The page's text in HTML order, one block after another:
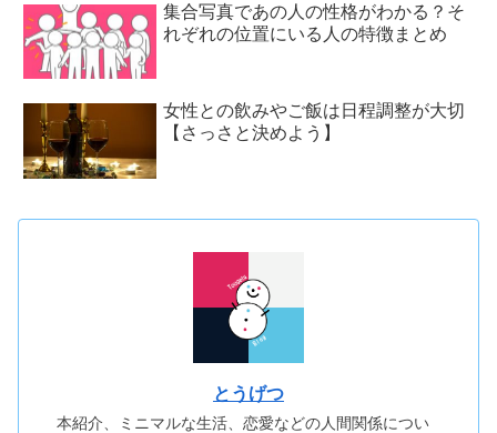
集合写真であの人の性格がわかる？そ
れぞれの位置にいる人の特徴まとめ
女性との飲みやご飯は日程調整が大切
【さっさと決めよう】
とうげつ
本紹介、ミニマルな生活、恋愛などの人間関係につい